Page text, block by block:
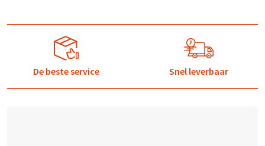
De beste service Snel leverbaar